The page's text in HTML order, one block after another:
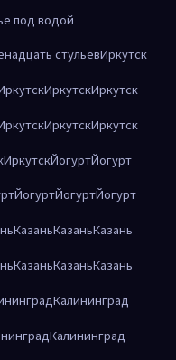
под водой
стульевИркутск
ИркутскИркутск
ИркутскИркутск
ИркутскЙогуртЙогурт
ЙогуртЙогуртЙогурт
КазаньКазаньКазань
КазаньКазаньКазань
Калининград
Калининград